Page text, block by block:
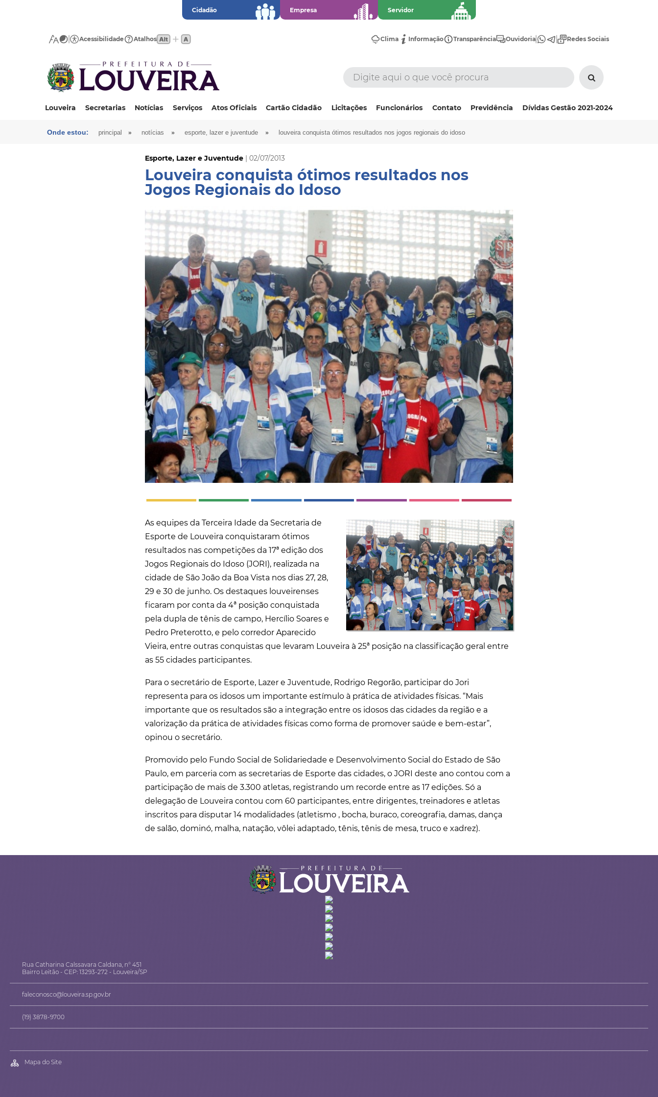
Cidadão Empresa Servidor
Acessibilidade Atalhos Clima Informação Transparência Ouvidoria Redes Sociais
Louveira Secretarias Notícias Serviços Atos Oficiais Cartão Cidadão Licitações Funcionários Contato Previdência Dívidas Gestão 2021-2024
Onde estou: principal » notícias » esporte, lazer e juventude » louveira conquista ótimos resultados nos jogos regionais do idoso
Esporte, Lazer e Juventude | 02/07/2013
Louveira conquista ótimos resultados nos
Jogos Regionais do Idoso
As equipes da Terceira Idade da Secretaria de
Esporte de Louveira conquistaram ótimos
resultados nas competições da 17ª edição dos
Jogos Regionais do Idoso (JORI), realizada na
cidade de São João da Boa Vista nos dias 27, 28,
29 e 30 de junho. Os destaques louveirenses
ficaram por conta da 4ª posição conquistada
pela dupla de tênis de campo, Hercílio Soares e
Pedro Preterotto, e pelo corredor Aparecido
Vieira, entre outras conquistas que levaram Louveira à 25ª posição na classificação geral entre
as 55 cidades participantes.
Para o secretário de Esporte, Lazer e Juventude, Rodrigo Regorão, participar do Jori
representa para os idosos um importante estímulo à prática de atividades físicas. “Mais
importante que os resultados são a integração entre os idosos das cidades da região e a
valorização da prática de atividades físicas como forma de promover saúde e bem-estar”,
opinou o secretário.
Promovido pelo Fundo Social de Solidariedade e Desenvolvimento Social do Estado de São
Paulo, em parceria com as secretarias de Esporte das cidades, o JORI deste ano contou com a
participação de mais de 3.300 atletas, registrando um recorde entre as 17 edições. Só a
delegação de Louveira contou com 60 participantes, entre dirigentes, treinadores e atletas
inscritos para disputar 14 modalidades (atletismo , bocha, buraco, coreografia, damas, dança
de salão, dominó, malha, natação, vôlei adaptado, tênis, tênis de mesa, truco e xadrez).
Rua Catharina Calssavara Caldana, n° 451
Bairro Leitão - CEP: 13293-272 - Louveira/SP
faleconosco@louveira.sp.gov.br
(19) 3878-9700
Mapa do Site